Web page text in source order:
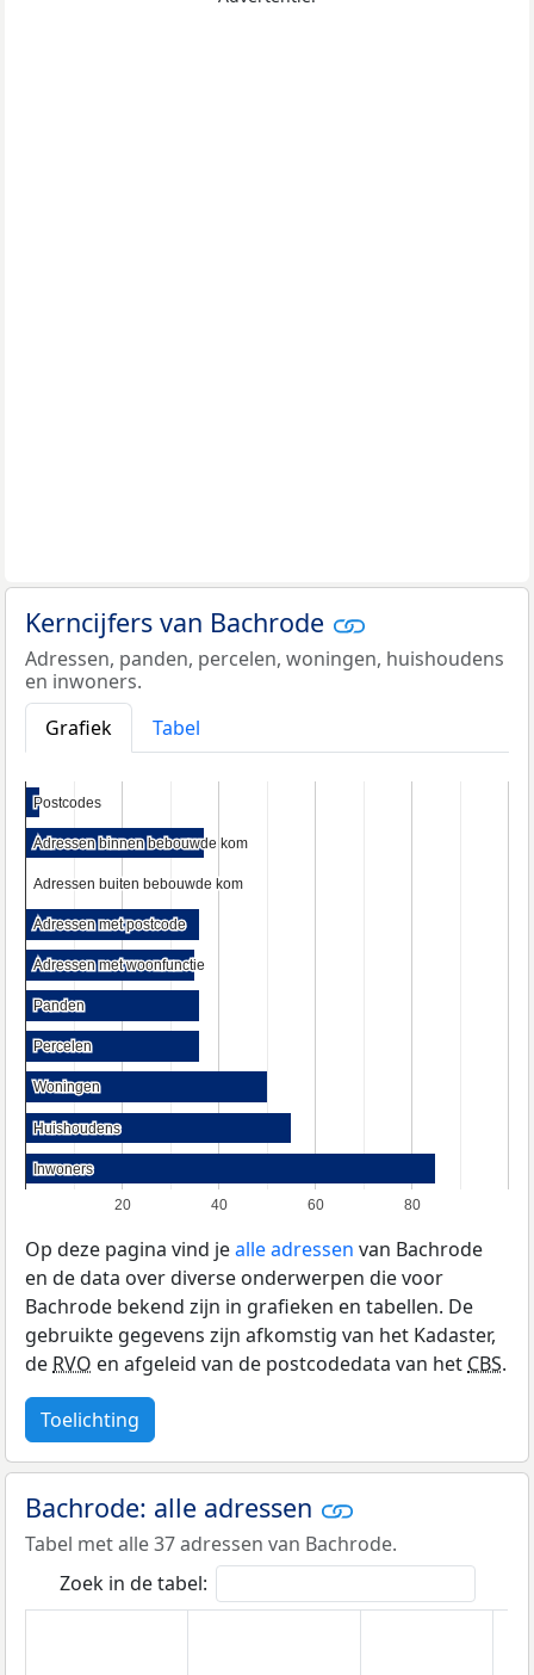
Kerncijfers van Bachrode
Adressen, panden, percelen, woningen, huishoudens
en inwoners.
Grafiek
Tabel
20 40 60 80
Postcodes
Postcodes
Adressen binnen bebouwde kom
Adressen binnen bebouwde kom
Adressen buiten bebouwde kom
Adressen buiten bebouwde kom
Adressen met postcode
Adressen met postcode
Adressen met woonfunctie
Adressen met woonfunctie
Panden
Panden
Percelen
Percelen
Woningen
Woningen
Huishoudens
Huishoudens
Inwoners
Inwoners
Op deze pagina vind jealle adressen van Bachrode
en de data over diverse onderwerpen die voor
Bachrode bekend zijn in grafieken en tabellen. De
gebruikte gegevens zijn afkomstig van het Kadaster,
de RVO en afgeleid van de postcodedata van het CBS.
Toelichting
Bachrode: alle adressen
Tabel met alle 37 adressen van Bachrode.
Zoek in de tabel: